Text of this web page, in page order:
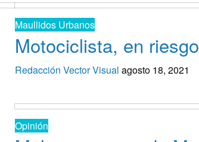
Maullidos Urbanos
Motociclista, en riesgo
Redacción Vector Visual agosto 18, 2021
Opinión